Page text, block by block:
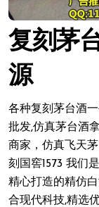
复刻茅
源
各种复刻茅台酒
批发,仿真茅台酒
商家，仿真飞天
刻国窖1573 我们
精心打造的精仿
合现代科技,精选